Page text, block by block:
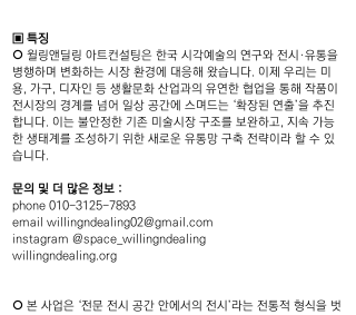
▣ 특징
⭘ 윌링앤딜링 아트컨설팅은 한국 시각예술의 연구와 전시·유통을
병행하며 변화하는 시장 환경에 대응해 왔습니다. 이제 우리는 미
용, 가구, 디자인 등 생활문화 산업과의 유연한 협업을 통해 작품이
전시장의 경계를 넘어 일상 공간에 스며드는 ‘확장된 연출’을 추진
합니다. 이는 불안정한 기존 미술시장 구조를 보완하고, 지속 가능
한 생태계를 조성하기 위한 새로운 유통망 구축 전략이라 할 수 있
습니다.
문의 및 더 많은 정보 :
phone 010-3125-7893
email willingndealing02@gmail.com
instagram @space_willingndealing
willingndealing.org
⭘ 본 사업은 ‘전문 전시 공간 안에서의 전시’라는 전통적 형식을 벗